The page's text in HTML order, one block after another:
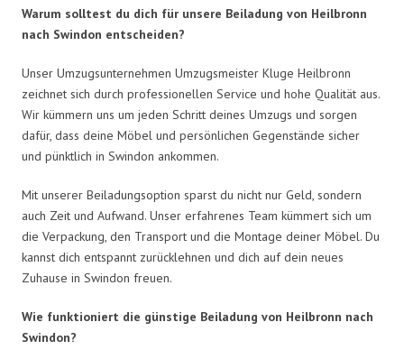
Warum solltest du dich für unsere Beiladung von Heilbronn
nach Swindon entscheiden?
Unser Umzugsunternehmen Umzugsmeister Kluge Heilbronn
zeichnet sich durch professionellen Service und hohe Qualität aus.
Wir kümmern uns um jeden Schritt deines Umzugs und sorgen
dafür, dass deine Möbel und persönlichen Gegenstände sicher
und pünktlich in Swindon ankommen.
Mit unserer Beiladungsoption sparst du nicht nur Geld, sondern
auch Zeit und Aufwand. Unser erfahrenes Team kümmert sich um
die Verpackung, den Transport und die Montage deiner Möbel. Du
kannst dich entspannt zurücklehnen und dich auf dein neues
Zuhause in Swindon freuen.
Wie funktioniert die günstige Beiladung von Heilbronn nach
Swindon?